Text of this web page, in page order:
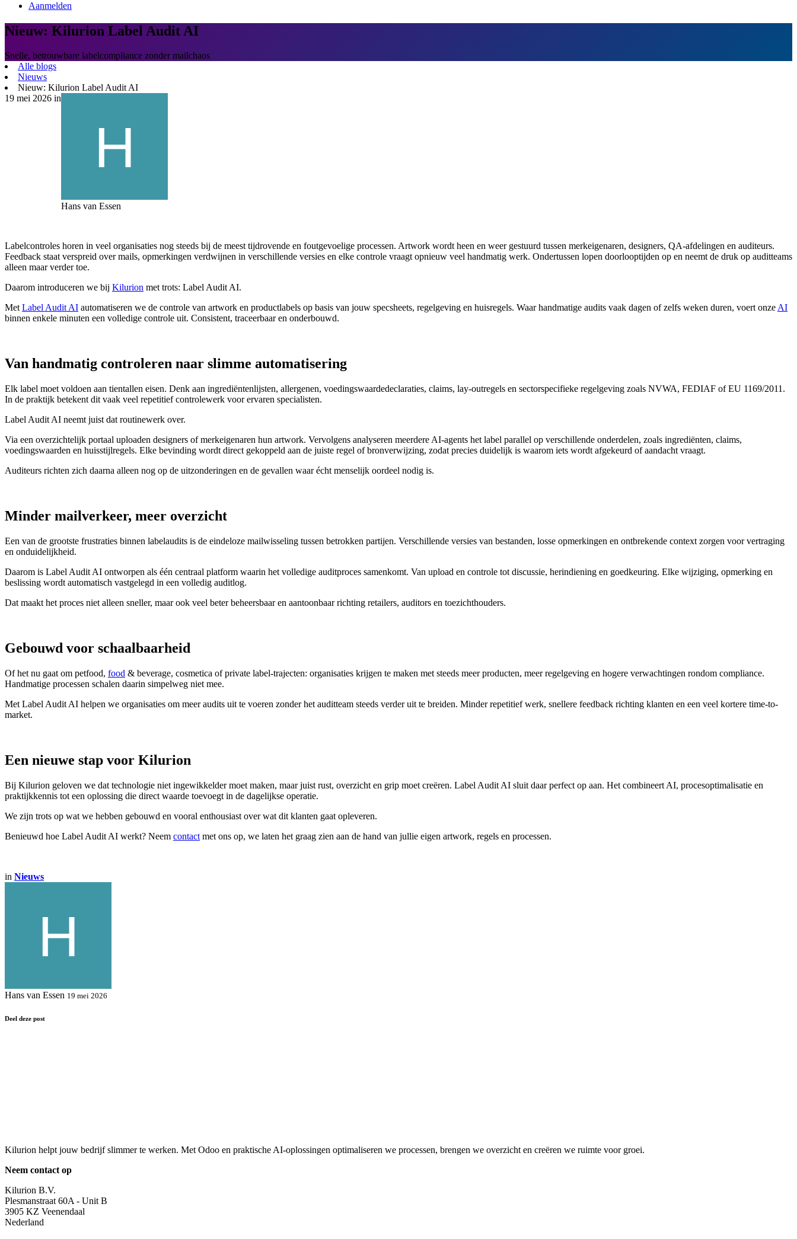
Aanmelden
Nieuw: Kilurion Label Audit AI
Snelle, betrouwbare labelcompliance zonder mailchaos
Alle blogs
Nieuws
Nieuw: Kilurion Label Audit AI
19 mei 2026 in
Hans van Essen
Labelcontroles horen in veel organisaties nog steeds bij de meest tijdrovende en foutgevoelige processen. Artwork wordt heen en weer gestuurd tussen merkeigenaren, designers, QA-afdelingen en auditeurs.
Feedback staat verspreid over mails, opmerkingen verdwijnen in verschillende versies en elke controle vraagt opnieuw veel handmatig werk. Ondertussen lopen doorlooptijden op en neemt de druk op auditteams
alleen maar verder toe.
Daarom introduceren we bij Kilurion met trots: Label Audit AI.
MetLabel Audit AI automatiseren we de controle van artwork en productlabels op basis van jouw specsheets, regelgeving en huisregels. Waar handmatige audits vaak dagen of zelfs weken duren, voert onzeAI
binnen enkele minuten een volledige controle uit. Consistent, traceerbaar en onderbouwd.
Van handmatig controleren naar slimme automatisering
Elk label moet voldoen aan tientallen eisen. Denk aan ingrediëntenlijsten, allergenen, voedingswaardedeclaraties, claims, lay-outregels en sectorspecifieke regelgeving zoals NVWA, FEDIAF of EU 1169/2011.
In de praktijk betekent dit vaak veel repetitief controlewerk voor ervaren specialisten.
Label Audit AI neemt juist dat routinewerk over.
Via een overzichtelijk portaal uploaden designers of merkeigenaren hun artwork. Vervolgens analyseren meerdere AI-agents het label parallel op verschillende onderdelen, zoals ingrediënten, claims,
voedingswaarden en huisstijlregels. Elke bevinding wordt direct gekoppeld aan de juiste regel of bronverwijzing, zodat precies duidelijk is waarom iets wordt afgekeurd of aandacht vraagt.
Auditeurs richten zich daarna alleen nog op de uitzonderingen en de gevallen waar écht menselijk oordeel nodig is.
Minder mailverkeer, meer overzicht
Een van de grootste frustraties binnen labelaudits is de eindeloze mailwisseling tussen betrokken partijen. Verschillende versies van bestanden, losse opmerkingen en ontbrekende context zorgen voor vertraging
en onduidelijkheid.
Daarom is Label Audit AI ontworpen als één centraal platform waarin het volledige auditproces samenkomt. Van upload en controle tot discussie, herindiening en goedkeuring. Elke wijziging, opmerking en
beslissing wordt automatisch vastgelegd in een volledig auditlog.
Dat maakt het proces niet alleen sneller, maar ook veel beter beheersbaar en aantoonbaar richting retailers, auditors en toezichthouders.
Gebouwd voor schaalbaarheid
Of het nu gaat om petfood, food & beverage, cosmetica of private label-trajecten: organisaties krijgen te maken met steeds meer producten, meer regelgeving en hogere verwachtingen rondom compliance.
Handmatige processen schalen daarin simpelweg niet mee.
Met Label Audit AI helpen we organisaties om meer audits uit te voeren zonder het auditteam steeds verder uit te breiden. Minder repetitief werk, snellere feedback richting klanten en een veel kortere time-to-
market.
Een nieuwe stap voor Kilurion
Bij Kilurion geloven we dat technologie niet ingewikkelder moet maken, maar juist rust, overzicht en grip moet creëren. Label Audit AI sluit daar perfect op aan. Het combineert AI, procesoptimalisatie en
praktijkkennis tot een oplossing die direct waarde toevoegt in de dagelijkse operatie.
We zijn trots op wat we hebben gebouwd en vooral enthousiast over wat dit klanten gaat opleveren.
Benieuwd hoe Label Audit AI werkt? Neem contact met ons op, we laten het graag zien aan de hand van jullie eigen artwork, regels en processen.
in Nieuws
Hans van Essen 19 mei 2026
Deel deze post
Kilurion helpt jouw bedrijf slimmer te werken. Met Odoo en praktische AI-oplossingen optimaliseren we processen, brengen we overzicht en creëren we ruimte voor groei.
Neem contact op
Kilurion B.V.
Plesmanstraat 60A - Unit B
3905 KZ Veenendaal
Nederland